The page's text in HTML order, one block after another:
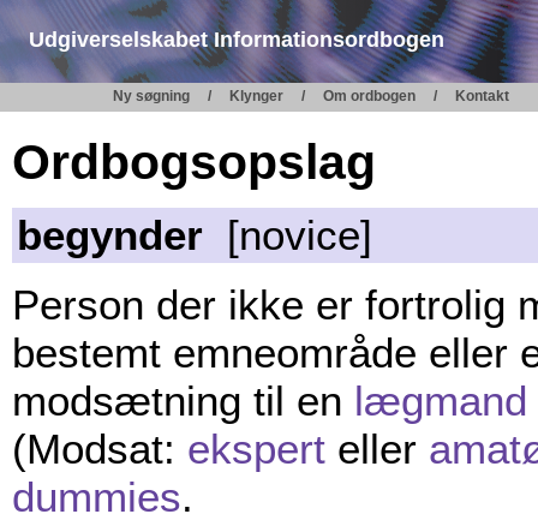
Udgiverselskabet Informationsordbogen
Ny søgning Klynger Om ordbogen Kontakt
Ordbogsopslag
begynder [novice]
Person der ikke er fortrolig
bestemt emneområde eller
modsætning til en lægmand
(Modsat: ekspert eller
dummies.